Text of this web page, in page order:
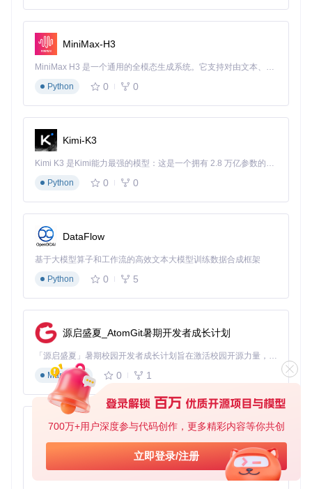
700万+用户深度参与代码创作，更多精彩内容等你共创
立即登录/注册
⚠️ 注意：不同显卡支持的编码格式不同，N卡用户优先选择NV
ENC，A卡用户选择AMF
📌 打开设置界面，找到"性能优化"选项 📌 勾选"启用硬件加
视频时速度提升可达3-5倍
💡 批量处理时建议按视频分辨率分组，避免参数频繁调整
同时处理不超过3个视频文件
输出路径统一设置，便于后续管理
定期清理临时文件，释放存储空间
压缩参数的专业调优技巧
比特率（视频数据传输速率）设置
不同场景的最佳比特率范围：
短视频（社交平台）：500-1500 kbps
格式选择策略
MP4：兼容性最佳，适合大多数场景
WebM：压缩率更高，适合网页应用
MOV：苹果设备首选，保持最佳画质
分辨率调整原则
社交分享：1080p足以满足需求
手机观看：720p可大幅节省空间
存档备份：建议保留原始分辨率
MiniMax-H3
MiniMax H3 是一个通用的全模态生成系统。它支持对由文本、图像、视频和音频组成的多模态上下文进行统一理解，并能生成分辨率高达 2K、时长可达 15 秒的带原生立体声音频的视频。得益于面向任务泛化的系统设计，H3 在预训练阶段就已具备广泛的多模态上下文理解与生成能力，能够出色地执行复杂的多模态指令。
Python
0 0
Kimi-K3
Kimi K3 是Kimi能力最强的模型：这是一个拥有 2.8 万亿参数的混合专家（MoE）模型，具备原生视觉理解能力，并支持 100 万 token 的上下文窗口。
Python
0 0
DataFlow
基于大模型算子和工作流的高效文本大模型训练数据合成框架
Python
0 5
源启盛夏_AtomGit暑期开发者成长计划
「源启盛夏」暑期校园开发者成长计划旨在激活校园开源力量，通过积分激励、认证扶持、资源倾斜等形式，引导高校组织和开发者完成「入驻 — 建项目 — 做贡献 — 获认证 — 得资源」的完整闭环。无论你是想带领社团入驻平台的组织者，还是希望用代码贡献证明自己的开发者，都能在这里找到属于你的成长路径。
Markdown
0 1
py-xiaozhi
基于Python的Xiaozhi AI，适用于想要完整Xiaozhi体验而无需拥有专用硬件的用户。
Python
0 1